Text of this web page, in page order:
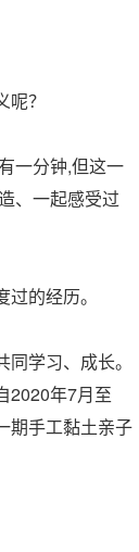
？
一分钟,但这一
、一起感受过
的经历。
学习、成长。
2020年7月至
期手工黏土亲子